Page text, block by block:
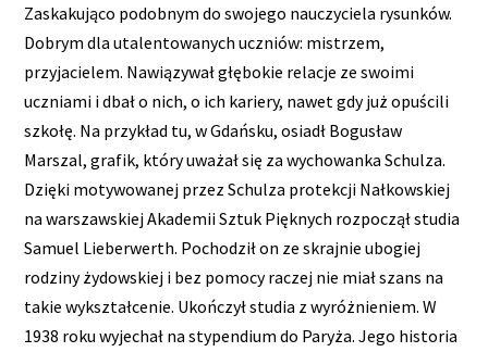
Zaskakująco podobnym do swojego nauczyciela rysunków.
Dobrym dla utalentowanych uczniów: mistrzem,
przyjacielem. Nawiązywał głębokie relacje ze swoimi
uczniami i dbał o nich, o ich kariery, nawet gdy już opuścili
szkołę. Na przykład tu, w Gdańsku, osiadł Bogusław
Marszal, grafik, który uważał się za wychowanka Schulza.
Dzięki motywowanej przez Schulza protekcji Nałkowskiej
na warszawskiej Akademii Sztuk Pięknych rozpoczął studia
Samuel Lieberwerth. Pochodził on ze skrajnie ubogiej
rodziny żydowskiej i bez pomocy raczej nie miał szans na
takie wykształcenie. Ukończył studia z wyróżnieniem. W
1938 roku wyjechał na stypendium do Paryża. Jego historia